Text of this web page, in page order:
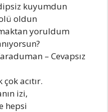
kuyumdun
oldun
yoruldum
– Cevapsız
acıtır.
izi,
hepsi